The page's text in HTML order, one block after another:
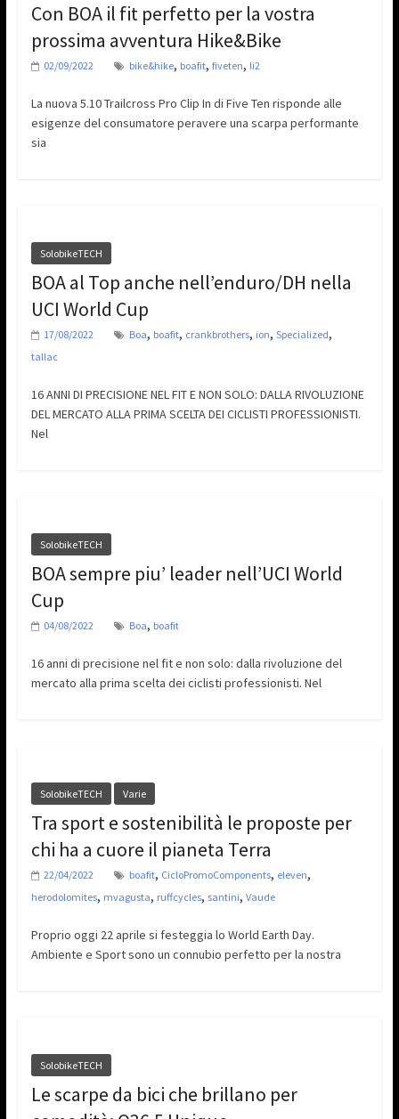
Con BOA il fit perfetto per la vostra
prossima avventura Hike&Bike
02/09/2022 bike&hike, boafit, fiveten, li2
La nuova 5.10 Trailcross Pro Clip In di Five Ten risponde alle
esigenze del consumatore peravere una scarpa performante
sia
SolobikeTECH
BOA al Top anche nell’enduro/DH nella
UCI World Cup
17/08/2022 Boa, boafit, crankbrothers, ion, Specialized,
tallac
16 ANNI DI PRECISIONE NEL FIT E NON SOLO: DALLA RIVOLUZIONE
DEL MERCATO ALLA PRIMA SCELTA DEI CICLISTI PROFESSIONISTI.
Nel
SolobikeTECH
BOA sempre piu’ leader nell’UCI World
Cup
04/08/2022 Boa, boafit
16 anni di precisione nel fit e non solo: dalla rivoluzione del
mercato alla prima scelta dei ciclisti professionisti. Nel
SolobikeTECH Varie
Tra sport e sostenibilità le proposte per
chi ha a cuore il pianeta Terra
22/04/2022 boafit, CicloPromoComponents, eleven,
herodolomites, mvagusta, ruffcycles, santini, Vaude
Proprio oggi 22 aprile si festeggia lo World Earth Day.
Ambiente e Sport sono un connubio perfetto per la nostra
SolobikeTECH
Le scarpe da bici che brillano per